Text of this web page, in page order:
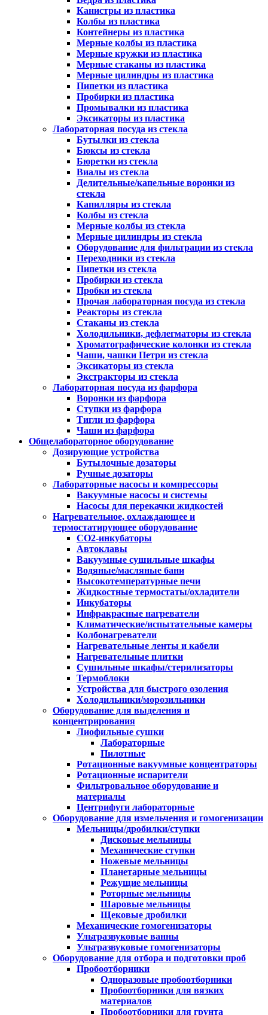
Канистры из пластика
Колбы из пластика
Контейнеры из пластика
Мерные колбы из пластика
Мерные кружки из пластика
Мерные стаканы из пластика
Мерные цилиндры из пластика
Пипетки из пластика
Пробирки из пластика
Промывалки из пластика
Эксикаторы из пластика
Лабораторная посуда из стекла
Бутылки из стекла
Бюксы из стекла
Бюретки из стекла
Виалы из стекла
Делительные/капельные воронки из
стекла
Капилляры из стекла
Колбы из стекла
Мерные колбы из стекла
Мерные цилиндры из стекла
Оборудование для фильтрации из стекла
Переходники из стекла
Пипетки из стекла
Пробирки из стекла
Пробки из стекла
Прочая лабораторная посуда из стекла
Реакторы из стекла
Стаканы из стекла
Холодильники, дефлегматоры из стекла
Хроматографические колонки из стекла
Чаши, чашки Петри из стекла
Эксикаторы из стекла
Экстракторы из стекла
Лабораторная посуда из фарфора
Воронки из фарфора
Ступки из фарфора
Тигли из фарфора
Чаши из фарфора
Общелабораторное оборудование
Дозирующие устройства
Бутылочные дозаторы
Ручные дозаторы
Лабораторные насосы и компрессоры
Вакуумные насосы и системы
Насосы для перекачки жидкостей
Нагревательное, охлаждающее и
термостатирующее оборудование
CO2-инкубаторы
Автоклавы
Вакуумные сушильные шкафы
Водяные/масляные бани
Высокотемпературные печи
Жидкостные термостаты/охладители
Инкубаторы
Инфракрасные нагреватели
Климатические/испытательные камеры
Колбонагреватели
Нагревательные ленты и кабели
Нагревательные плитки
Сушильные шкафы/стерилизаторы
Термоблоки
Устройства для быстрого озоления
Холодильники/морозильники
Оборудование для выделения и
концентрирования
Лиофильные сушки
Лабораторные
Пилотные
Ротационные вакуумные концентраторы
Ротационные испарители
Фильтровальное оборудование и
материалы
Центрифуги лабораторные
Оборудование для измельчения и гомогенизации
Мельницы/дробилки/ступки
Дисковые мельницы
Механические ступки
Ножевые мельницы
Планетарные мельницы
Режущие мельницы
Роторные мельницы
Шаровые мельницы
Щековые дробилки
Механические гомогенизаторы
Ультразвуковые ванны
Ультразвуковые гомогенизаторы
Оборудование для отбора и подготовки проб
Пробоотборники
Одноразовые пробоотборники
Пробоотборники для вязких
материалов
Пробоотборники для грунта